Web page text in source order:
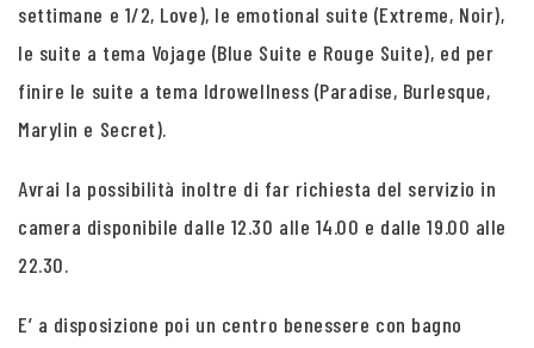
settimane e 1/2, Love), le emotional suite (Extreme, Noir),
le suite a tema Vojage (Blue Suite e Rouge Suite), ed per
finire le suite a tema Idrowellness (Paradise, Burlesque,
Marylin e Secret).
Avrai la possibilità inoltre di far richiesta del servizio in
camera disponibile dalle 12.30 alle 14.00 e dalle 19.00 alle
22.30.
E’ a disposizione poi un centro benessere con bagno